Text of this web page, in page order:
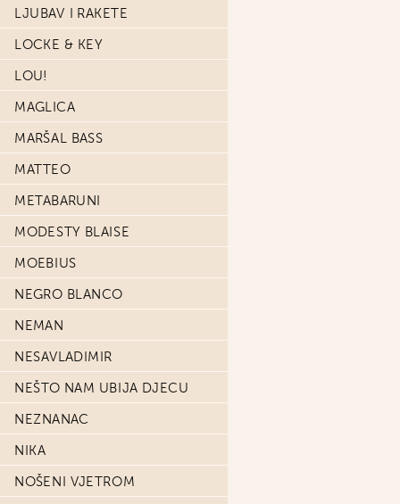
LJUBAV I RAKETE
LOCKE & KEY
LOU!
MAGLICA
MARŠAL BASS
MATTEO
METABARUNI
MODESTY BLAISE
MOEBIUS
NEGRO BLANCO
NEMAN
NESAVLADIMIR
NEŠTO NAM UBIJA DJECU
NEZNANAC
NIKA
NOŠENI VJETROM